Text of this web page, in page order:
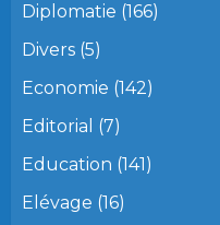
Diplomatie (166)
Divers (5)
Economie (142)
Editorial (7)
Education (141)
Elévage (16)